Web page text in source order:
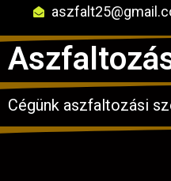
Cégünk aszfaltozási